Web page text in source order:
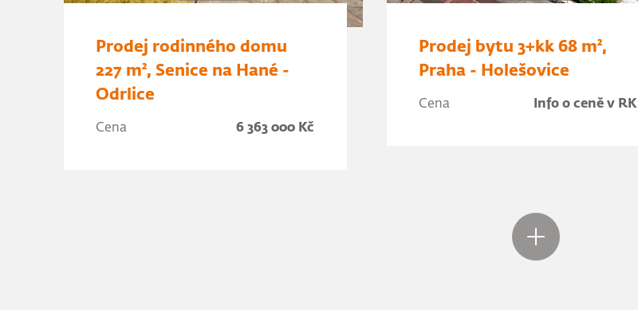
Prodej rodinného domu
227 m², Senice na Hané -
Odrlice
Cena 6 363 000 Kč
Prodej bytu 3+kk 68 m²,
Praha - Holešovice
Cena Info o ceně v RK